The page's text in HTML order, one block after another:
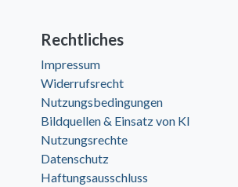
Rechtliches
Impressum
Widerrufsrecht
Nutzungsbedingungen
Bildquellen & Einsatz von KI
Nutzungsrechte
Datenschutz
Haftungsausschluss